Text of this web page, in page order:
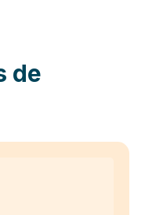
de